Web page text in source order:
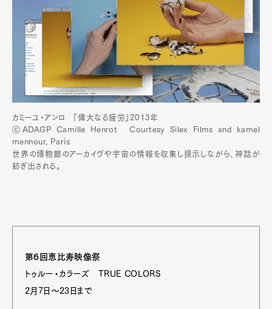
カミーユ・アンロ 『偉大なる疲労』2013年
ⓒADAGP Camille Henrot Courtesy Silex Films and kamel
mennour, Paris
世界の博物館のアーカイヴや宇宙の情報を収集し提示しながら、神話が
紡ぎ出される。
第6回恵比寿映像祭
トゥルー・カラーズ TRUE COLORS
2月7日～23日まで